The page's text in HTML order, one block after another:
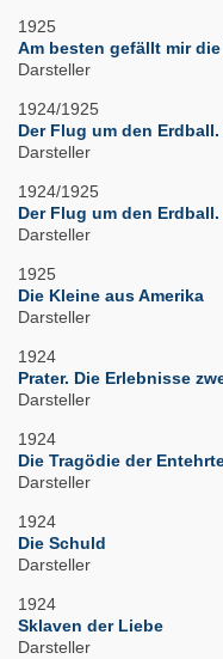
1925
Am besten gefällt mir
Darsteller
1924/1925
Der Flug um den
Darsteller
1924/1925
Der Flug um den
Darsteller
1925
Die Kleine aus Amerika
Darsteller
1924
Prater. Die Erlebnisse
Darsteller
1924
Die Tragödie der
Darsteller
1924
Die Schuld
Darsteller
1924
Sklaven der Liebe
Darsteller